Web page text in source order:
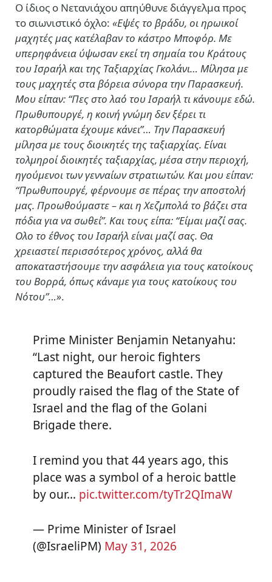
Ο ίδιος ο Νετανιάχου απηύθυνε διάγγελμα προς
το σιωνιστικό όχλο: «Εψές το βράδυ, οι ηρωικοί
μαχητές μας κατέλαβαν το κάστρο Μποφόρ. Με
υπερηφάνεια ύψωσαν εκεί τη σημαία του Κράτους
του Ισραήλ και της Ταξιαρχίας Γκολάνι… Μίλησα με
τους μαχητές στα βόρεια σύνορα την Παρασκευή.
Μου είπαν: “Πες στο λαό του Ισραήλ τι κάνουμε εδώ.
Πρωθυπουργέ, η κοινή γνώμη δεν ξέρει τι
κατορθώματα έχουμε κάνει”… Την Παρασκευή
μίλησα με τους διοικητές της ταξιαρχίας. Είναι
τολμηροί διοικητές ταξιαρχίας, μέσα στην περιοχή,
ηγούμενοι των γενναίων στρατιωτών. Και μου είπαν:
“Πρωθυπουργέ, φέρνουμε σε πέρας την αποστολή
μας. Προωθούμαστε – και η Χεζμπολά το βάζει στα
πόδια για να σωθεί”. Και τους είπα: “Είμαι μαζί σας.
Ολο το έθνος του Ισραήλ είναι μαζί σας. Θα
χρειαστεί περισσότερος χρόνος, αλλά θα
αποκαταστήσουμε την ασφάλεια για τους κατοίκους
του Βορρά, όπως κάναμε για τους κατοίκους του
Νότου”…».
Prime Minister Benjamin Netanyahu:
“Last night, our heroic fighters
captured the Beaufort castle. They
proudly raised the flag of the State of
Israel and the flag of the Golani
Brigade there.
I remind you that 44 years ago, this
place was a symbol of a heroic battle
by our… pic.twitter.com/tyTr2QImaW
— Prime Minister of Israel
(@IsraeliPM) May 31, 2026